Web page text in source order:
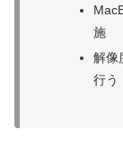
施
解像
行う